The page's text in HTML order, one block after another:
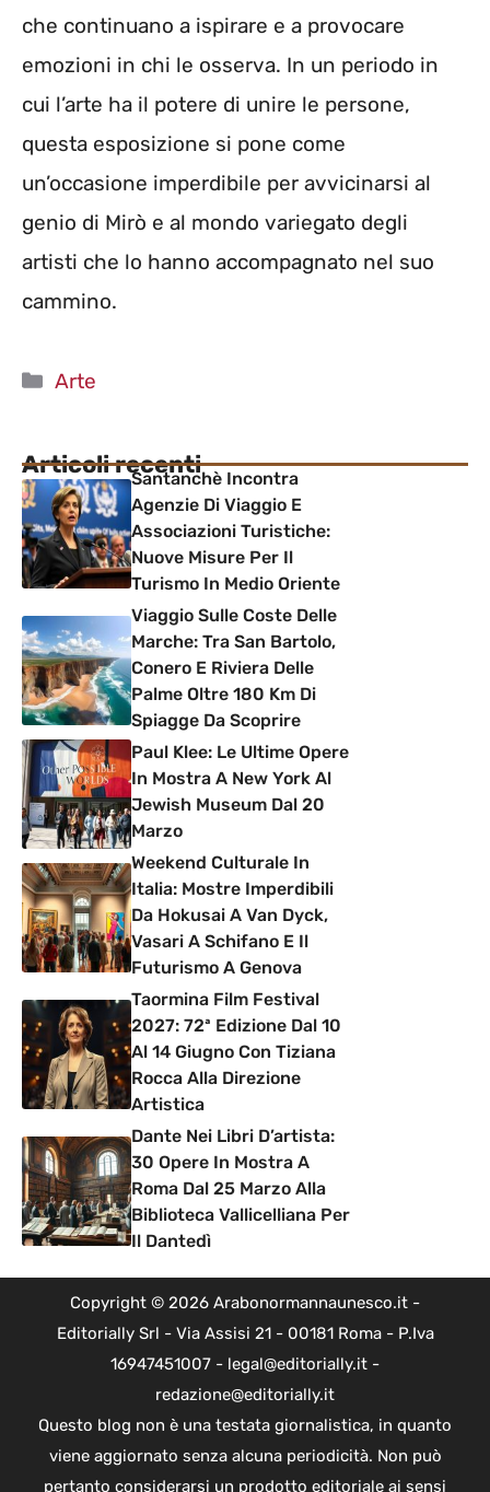
che continuano a ispirare e a provocare
emozioni in chi le osserva. In un periodo in
cui l’arte ha il potere di unire le persone,
questa esposizione si pone come
un’occasione imperdibile per avvicinarsi al
genio di Mirò e al mondo variegato degli
artisti che lo hanno accompagnato nel suo
cammino.
Categorie
Arte
Articoli recentiSantanchè Incontra
Agenzie Di Viaggio E
Associazioni Turistiche:
Nuove Misure Per Il
Turismo In Medio Oriente
Viaggio Sulle Coste Delle
Marche: Tra San Bartolo,
Conero E Riviera Delle
Palme Oltre 180 Km Di
Spiagge Da Scoprire
Paul Klee: Le Ultime Opere
In Mostra A New York Al
Jewish Museum Dal 20
Marzo
Weekend Culturale In
Italia: Mostre Imperdibili
Da Hokusai A Van Dyck,
Vasari A Schifano E Il
Futurismo A Genova
Taormina Film Festival
2027: 72ª Edizione Dal 10
Al 14 Giugno Con Tiziana
Rocca Alla Direzione
Artistica
Dante Nei Libri D’artista:
30 Opere In Mostra A
Roma Dal 25 Marzo Alla
Biblioteca Vallicelliana Per
Il Dantedì
Copyright © 2026 Arabonormannaunesco.it -
Editorially Srl - Via Assisi 21 - 00181 Roma - P.Iva
16947451007 - legal@editorially.it -
redazione@editorially.it
Questo blog non è una testata giornalistica, in quanto
viene aggiornato senza alcuna periodicità. Non può
pertanto considerarsi un prodotto editoriale ai sensi